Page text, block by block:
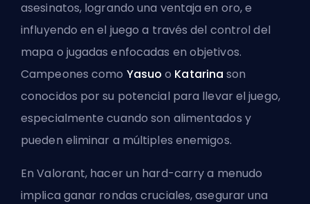
asesinatos, logrando una ventaja en oro, e
influyendo en el juego a través del control del
mapa o jugadas enfocadas en objetivos.
Campeones como Yasuo o Katarina son
conocidos por su potencial para llevar el juego,
especialmente cuando son alimentados y
pueden eliminar a múltiples enemigos.
En Valorant, hacer un hard-carry a menudo
implica ganar rondas cruciales, asegurar una